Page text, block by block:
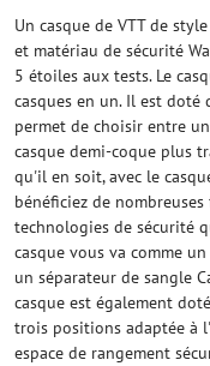
Un casque de VTT de
et matériau de sécurité
5 étoiles aux tests. Le
casques en un. Il est
permet de choisir entre
casque demi-coque plus
qu'il en soit, avec le
bénéficiez de
technologies de sécurité
casque vous va comme
un séparateur de sangle
casque est également
trois positions adaptée à
espace de rangement